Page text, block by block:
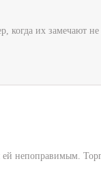
их замечают не
непоправимым.